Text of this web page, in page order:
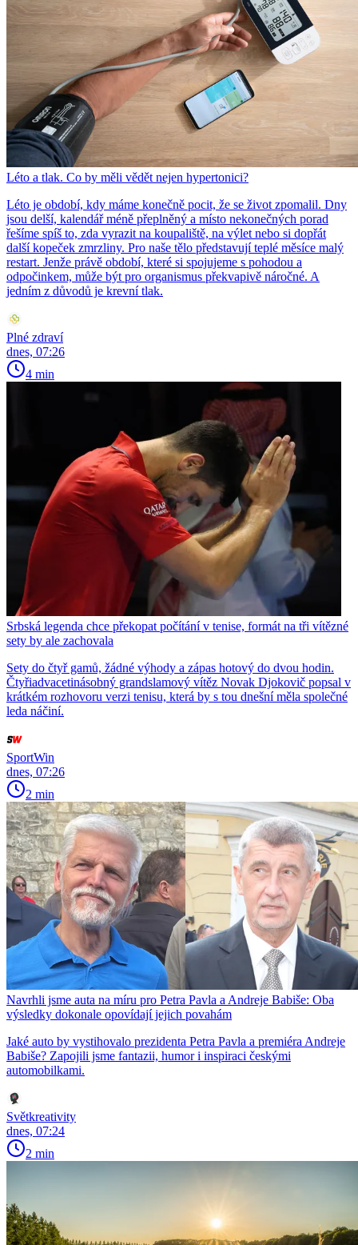
Léto a tlak. Co by měli vědět nejen hypertonici?
Léto je období, kdy máme konečně pocit, že se život zpomalil. Dny
jsou delší, kalendář méně přeplněný a místo nekonečných porad
řešíme spíš to, zda vyrazit na koupaliště, na výlet nebo si dopřát
další kopeček zmrzliny. Pro naše tělo představují teplé měsíce malý
restart. Jenže právě období, které si spojujeme s pohodou a
odpočinkem, může být pro organismus překvapivě náročné. A
jedním z důvodů je krevní tlak.
Plné zdraví
dnes, 07:26
4 min
Srbská legenda chce překopat počítání v tenise, formát na tři vítězné
sety by ale zachovala
Sety do čtyř gamů, žádné výhody a zápas hotový do dvou hodin.
Čtyřiadvacetinásobný grandslamový vítěz Novak Djokovič popsal v
krátkém rozhovoru verzi tenisu, která by s tou dnešní měla společné
leda náčiní.
SportWin
dnes, 07:26
2 min
Navrhli jsme auta na míru pro Petra Pavla a Andreje Babiše: Oba
výsledky dokonale opovídají jejich povahám
Jaké auto by vystihovalo prezidenta Petra Pavla a premiéra Andreje
Babiše? Zapojili jsme fantazii, humor i inspiraci českými
automobilkami.
Světkreativity
dnes, 07:24
2 min